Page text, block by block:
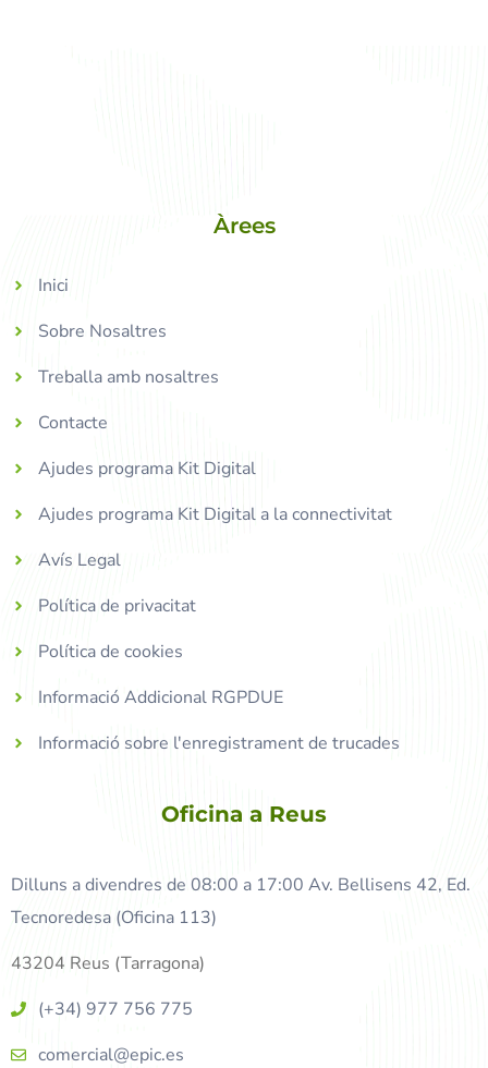
Àrees
Inici
Sobre Nosaltres
Treballa amb nosaltres
Contacte
Ajudes programa Kit Digital
Ajudes programa Kit Digital a la connectivitat
Avís Legal
Política de privacitat
Política de cookies
Informació Addicional RGPDUE
Informació sobre l'enregistrament de trucades
Oficina a Reus
Dilluns a divendres de 08:00 a 17:00 Av. Bellisens 42, Ed.
Tecnoredesa (Oficina 113)
43204 Reus (Tarragona)
(+34) 977 756 775
comercial@epic.es